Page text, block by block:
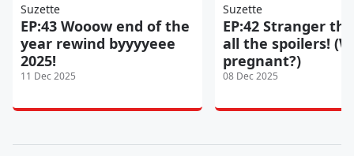
Suzette
EP:43 Wooow end of the
year rewind byyyyeee
2025!
11 Dec 2025
Suzette
EP:42 Stranger
all the spoilers!
pregnant?)
08 Dec 2025